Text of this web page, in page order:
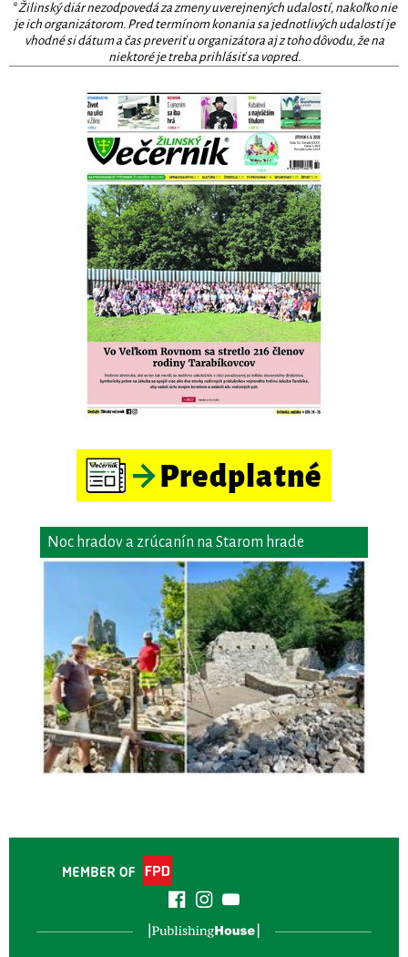
* Žilinský diár nezodpovedá za zmeny uverejnených udalostí, nakoľko nie
je ich organizátorom. Pred termínom konania sa jednotlivých udalostí je
vhodné si dátum a čas preveriť u organizátora aj z toho dôvodu, že na
niektoré je treba prihlásiť sa vopred.
Noc hradov a zrúcanín na Starom hrade